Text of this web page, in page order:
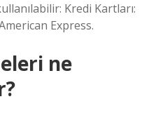
Kredi Kartları:
Express.
ne